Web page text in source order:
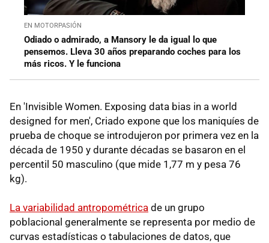
EN MOTORPASIÓN
Odiado o admirado, a Mansory le da igual lo que
pensemos. Lleva 30 años preparando coches para los
más ricos. Y le funciona
En 'Invisible Women. Exposing data bias in a world
designed for men', Criado expone que los maniquíes de
prueba de choque se introdujeron por primera vez en la
década de 1950 y durante décadas se basaron en el
percentil 50 masculino (que mide 1,77 m y pesa 76
kg).
La variabilidad antropométrica de un grupo
poblacional generalmente se representa por medio de
curvas estadísticas o tabulaciones de datos, que